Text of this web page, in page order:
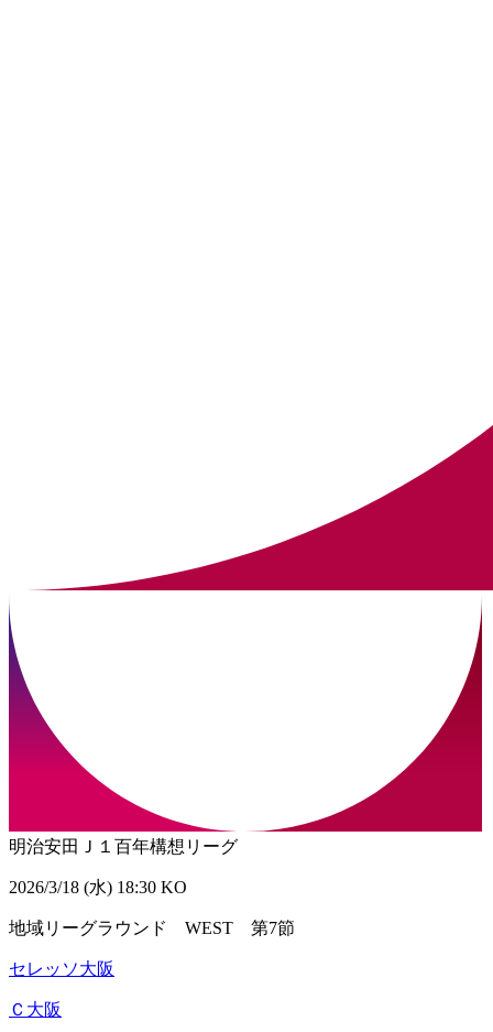
明治安田Ｊ１百年構想リーグ
2026/3/18 (水) 18:30 KO
地域リーグラウンド WEST 第7節
セレッソ大阪
Ｃ大阪